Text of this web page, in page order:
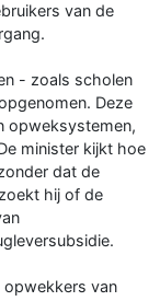
van de
- zoals scholen
Deze
opweksystemen,
minister kijkt hoe
dat de
hij of de
opwekkers van